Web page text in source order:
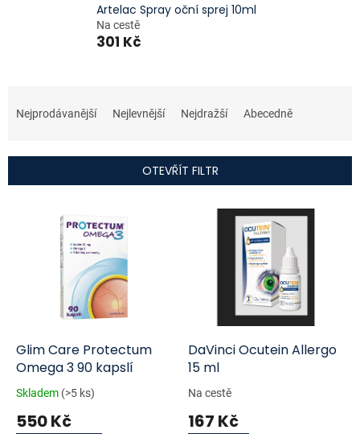
Artelac Spray oční sprej 10ml
Na cestě
301 Kč
a
í
Nejprodávanější Nejlevnější Nejdražší Abecedně
OTEVŘÍT FILTR
d
u
Glim Care Protectum
Omega 3 90 kapslí
Skladem (>5 ks)
550 Kč
DaVinci Ocutein Allergo
15 ml
Na cestě
167 Kč